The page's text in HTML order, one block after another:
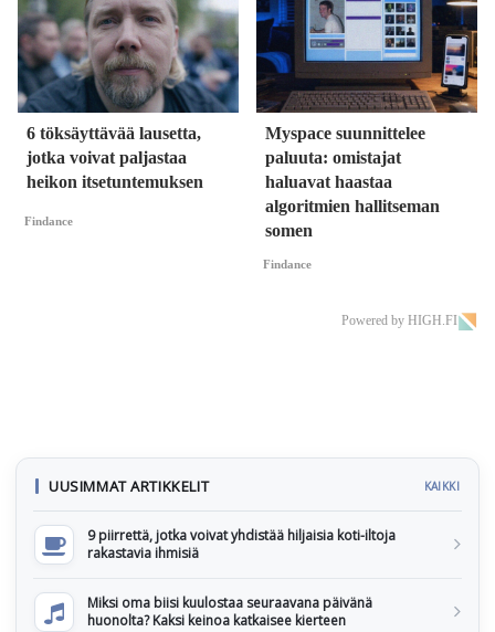
6 töksäyttävää lausetta,
jotka voivat paljastaa
heikon itsetuntemuksen
Findance
Myspace suunnittelee
paluuta: omistajat
haluavat haastaa
algoritmien hallitseman
somen
Findance
Powered by HIGH.FI
UUSIMMAT ARTIKKELIT KAIKKI
9 piirrettä, jotka voivat yhdistää hiljaisia koti-iltoja
rakastavia ihmisiä
Miksi oma biisi kuulostaa seuraavana päivänä
huonolta? Kaksi keinoa katkaisee kierteen